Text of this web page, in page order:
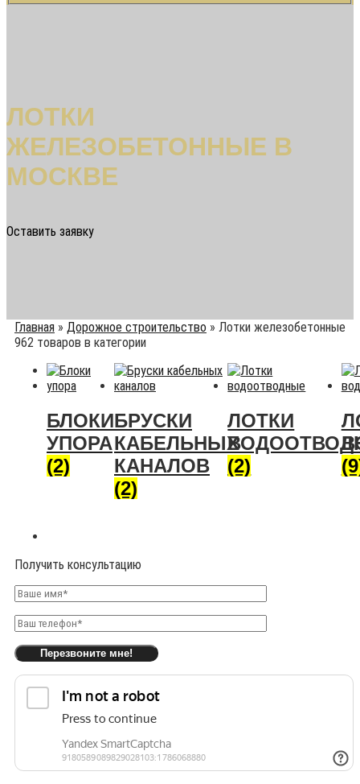
ЛОТКИ
ЖЕЛЕЗОБЕТОННЫЕ В
МОСКВЕ
Оставить заявку
Главная » Дорожное строительство » Лотки железобетонные
962 товаров в категории
БЛОКИ
УПОРА
(2)
БРУСКИ
КАБЕЛЬНЫХ
КАНАЛОВ
(2)
ЛОТКИ
(2)
Получить консультацию